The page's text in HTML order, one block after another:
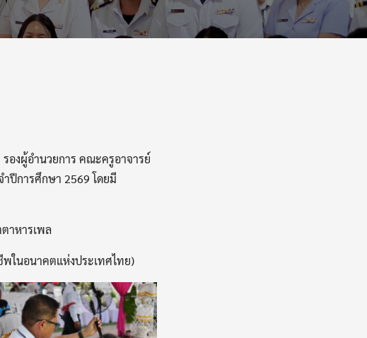
องผู้อำนวยการ คณะครูอาจารย์
ปีการศึกษา 2569 โดยมี
าหารเพล
พในอนาคตแห่งประเทศไทย)